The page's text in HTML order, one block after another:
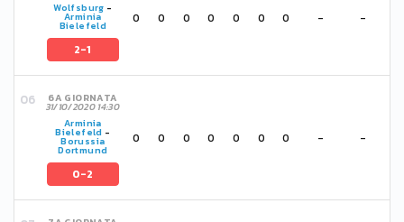
Wolfsburg -
Arminia
Bielefeld
2-1
0 0 0 0 0 0 0 - -
6A GIORNATA
31/10/2020 14:30
Arminia
Bielefeld -
Borussia
Dortmund
0-2
0 0 0 0 0 0 0 - -